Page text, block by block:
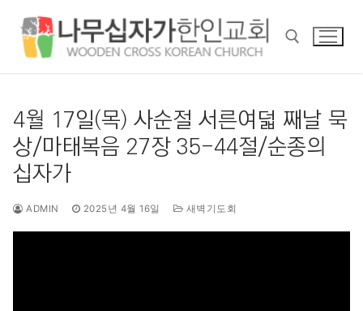
4월 17일(목) 사순절 서른여덟 째날 묵
상/마태복음 27장 35-44절/순종의
십자가
ADMIN 2025년 4월 16일 새벽기도회